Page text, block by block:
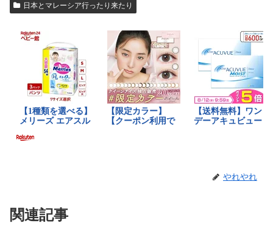
日本とマレーシア行ったり来たり
やれやれ
関連記事